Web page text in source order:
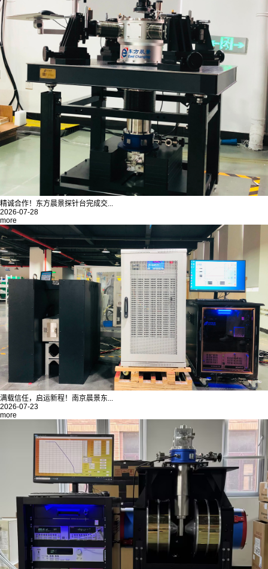
精诚合作！东方晨景探针台完成交...
2026-07-28
more
满载信任，启运新程！南京晨景东...
2026-07-23
more